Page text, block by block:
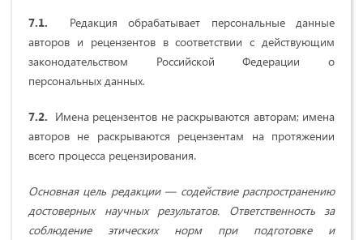
7.1. Редакция обрабатывает персональные данные
авторов и рецензентов в соответствии с действующим
законодательством Российской Федерации о
персональных данных.
7.2. Имена рецензентов не раскрываются авторам; имена
авторов не раскрываются рецензентам на протяжении
всего процесса рецензирования.
Основная цель редакции — содействие распространению
достоверных научных результатов. Ответственность за
соблюдение этических норм при подготовке и